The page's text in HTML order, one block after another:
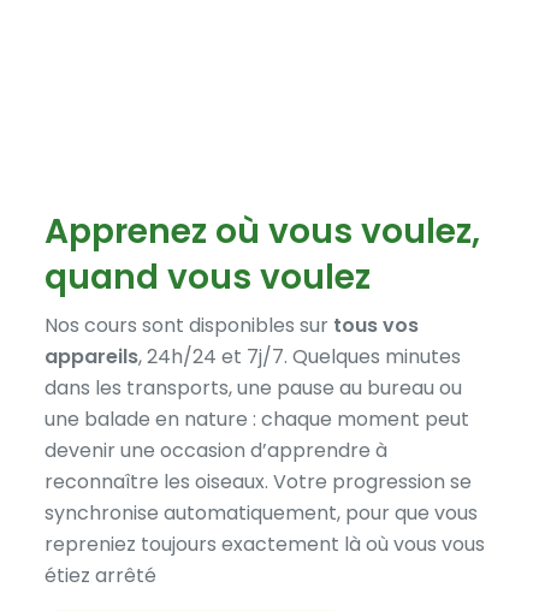
Apprenez où vous voulez,
quand vous voulez
Nos cours sont disponibles sur tous vos
appareils, 24h/24 et 7j/7. Quelques minutes
dans les transports, une pause au bureau ou
une balade en nature : chaque moment peut
devenir une occasion d’apprendre à
reconnaître les oiseaux. Votre progression se
synchronise automatiquement, pour que vous
repreniez toujours exactement là où vous vous
étiez arrêté